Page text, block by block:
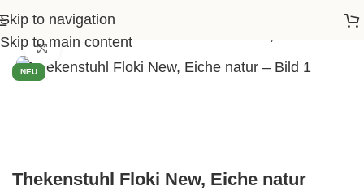
Skip to navigation
Skip to main content
>Barstühle>Thekenstuhl Floki New, Eiche natur
NEU
Klick zum Vergrößern
Thekenstuhl Floki New, Eiche natur